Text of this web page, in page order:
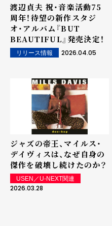
渡辺貞夫 祝・音楽活動75
周年！待望の新作スタジ
オ・アルバム『BUT
BEAUTIFUL』発売決定！
リリース情報 2026.04.05
ジャズの帝王、マイルス・
デイヴィスは、なぜ自身の
傑作を破壊し続けたのか？
USEN／U-NEXT関連
2026.03.28